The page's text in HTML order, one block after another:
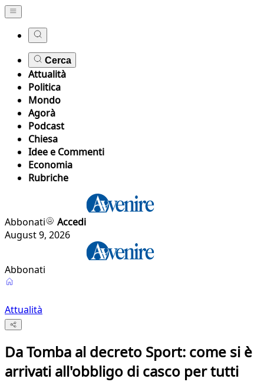
Cerca
Attualità
Politica
Mondo
Agorà
Podcast
Chiesa
Idee e Commenti
Economia
Rubriche
Abbonati
Accedi
August 9, 2026
Abbonati
Attualità
Da Tomba al decreto Sport: come si è
arrivati all'obbligo di casco per tutti